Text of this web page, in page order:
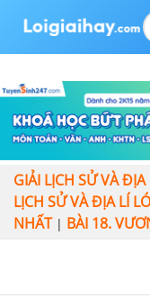
GIẢI LỊCH SỬ VÀ
LỊCH SỬ VÀ ĐỊA LÍ
NHẤT| BÀI 18.